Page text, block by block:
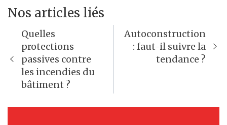
Nos articles liés
Navigation
de
l’article
Quelles
protections
passives contre
les incendies du
bâtiment ?
Autoconstruction
: faut-il suivre la
tendance ?